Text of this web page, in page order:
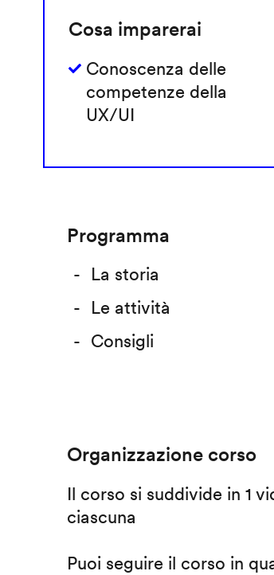
Cosa imparerai
Conoscenza delle
competenze della
UX/UI
Programma
La storia
Le attività
Consigli
Organizzazione corso
Il corso si suddivide in 1
ciascuna
Puoi seguire il corso in